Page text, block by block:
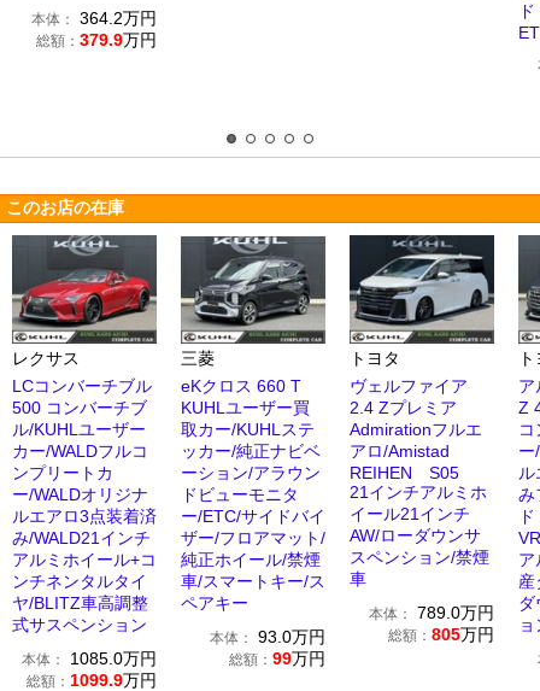
本体： 364.2万円
総額： 379.9万円
このお店の在庫
レクサス
LCコンバーチブル
500 コンバーチブ
ル/KUHLユーザー
カー/WALDフルコ
ンプリートカ
ー/WALDオリジナ
ルエアロ3点装着済
み/WALD21インチ
アルミホイール+コ
ンチネンタルタイ
ヤ/BLITZ車高調整
式サスペンション
本体： 1085.0万円
総額： 1099.9万円
三菱
eKクロス 660 T
KUHLユーザー買
取カー/KUHLステ
ッカー/純正ナビベ
ーション/アラウン
ドビューモニタ
ー/ETC/サイドバイ
ザー/フロアマット/
純正ホイール/禁煙
車/スマートキー/ス
ペアキー
本体： 93.0万円
総額： 99万円
トヨタ
ヴェルファイア
2.4 Zプレミア
Admirationフルエ
アロ/Amistad
REIHEN S05
21インチアルミホ
イール21インチ
AW/ローダウンサ
スペンション/禁煙
車
本体： 789.0万円
総額： 805万円
ア
Z
ー
み
ア
産